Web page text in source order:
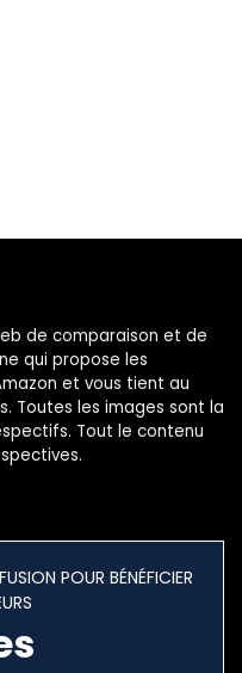
de comparaison et de
qui propose les
et vous tient au
Toutes les images sont la
Tout le contenu
POUR BÉNÉFICIER